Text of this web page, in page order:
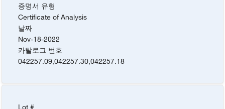
증명서 유형
Certificate of Analysis
날짜
Nov-18-2022
카탈로그 번호
042257.09,042257.30,042257.18
Lot #